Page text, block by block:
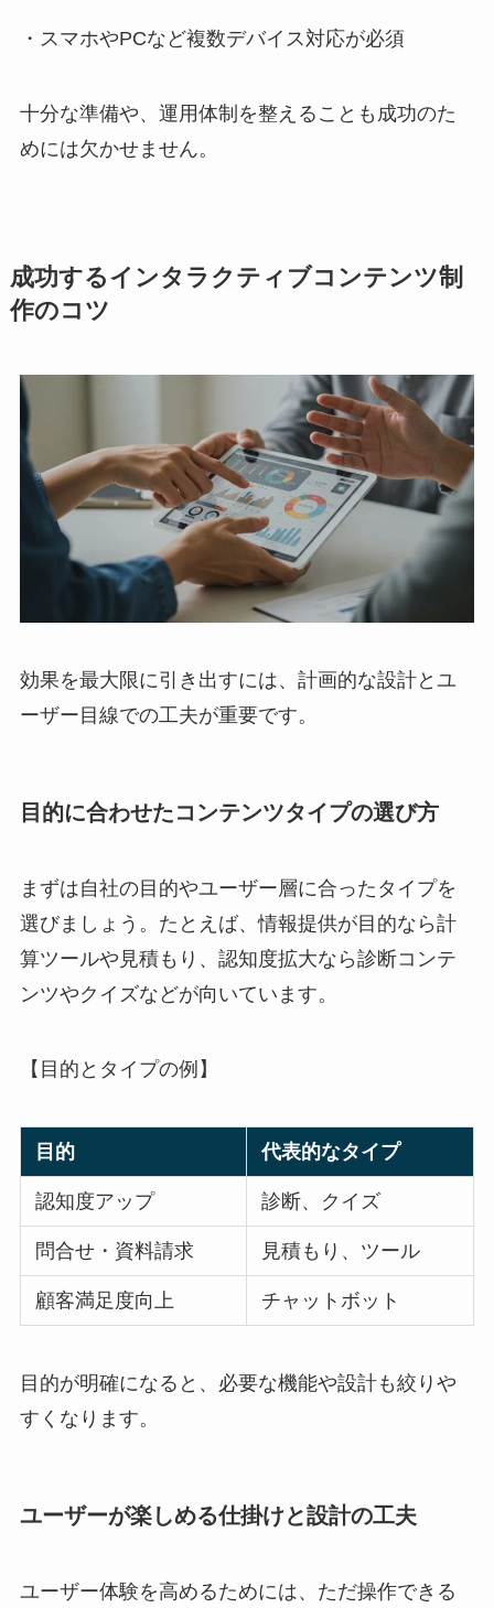
・スマホやPCなど複数デバイス対応が必須
十分な準備や、運用体制を整えることも成功のた
めには欠かせません。
成功するインタラクティブコンテンツ制
作のコツ
効果を最大限に引き出すには、計画的な設計とユ
ーザー目線での工夫が重要です。
目的に合わせたコンテンツタイプの選び方
まずは自社の目的やユーザー層に合ったタイプを
選びましょう。たとえば、情報提供が目的なら計
算ツールや見積もり、認知度拡大なら診断コンテ
ンツやクイズなどが向いています。
【目的とタイプの例】
目的 代表的なタイプ
認知度アップ 診断、クイズ
問合せ・資料請求 見積もり、ツール
顧客満足度向上 チャットボット
目的が明確になると、必要な機能や設計も絞りや
すくなります。
ユーザーが楽しめる仕掛けと設計の工夫
ユーザー体験を高めるためには、ただ操作できる